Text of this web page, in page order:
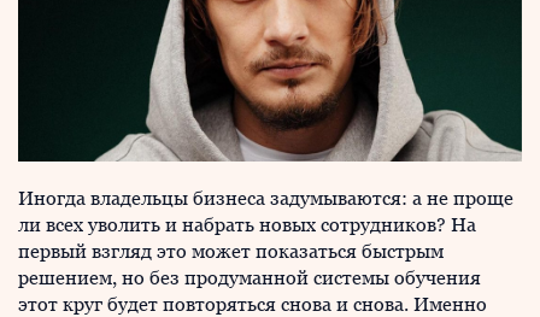
Иногда владельцы бизнеса задумываются: а не проще
ли всех уволить и набрать новых сотрудников? На
первый взгляд это может показаться быстрым
решением, но без продуманной системы обучения
этот круг будет повторяться снова и снова. Именно